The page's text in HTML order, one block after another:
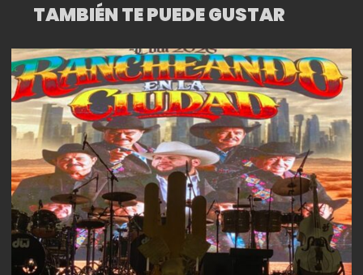
TAMBIÉN TE PUEDE GUSTAR